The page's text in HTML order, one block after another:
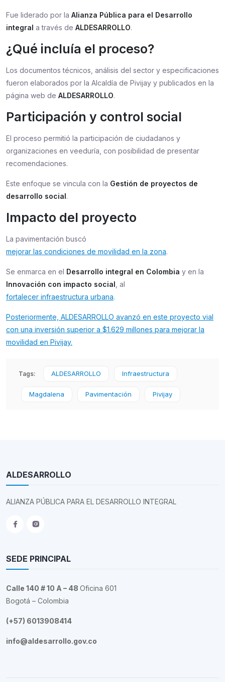
Fue liderado por la Alianza Pública para el Desarrollo
integral a través de ALDESARROLLO.
¿Qué incluía el proceso?
Los documentos técnicos, análisis del sector y especificaciones
fueron elaborados por la Alcaldía de Pivijay y publicados en la
página web de ALDESARROLLO.
Participación y control social
El proceso permitió la participación de ciudadanos y
organizaciones en veeduría, con posibilidad de presentar
recomendaciones.
Este enfoque se vincula con la Gestión de proyectos de
desarrollo social .
Impacto del proyecto
La pavimentación buscó
mejorar las condiciones de movilidad en la zona.
Se enmarca en el Desarrollo integral en Colombia y en la
Innovación con impacto social , al
fortalecer infraestructura urbana.
Posteriormente, ALDESARROLLO avanzó en este proyecto vial
con una inversión superior a $1.629 millones para mejorar la
movilidad en Pivijay.
Tags: ALDESARROLLO Infraestructura
Magdalena Pavimentación Pivijay
ALDESARROLLO
ALIANZA PÚBLICA PARA EL DESARROLLO INTEGRAL
SEDE PRINCIPAL
Calle 140 # 10 A – 48 Oficina 601
Bogotá – Colombia
(+57) 6013908414
info@aldesarrollo.gov.co